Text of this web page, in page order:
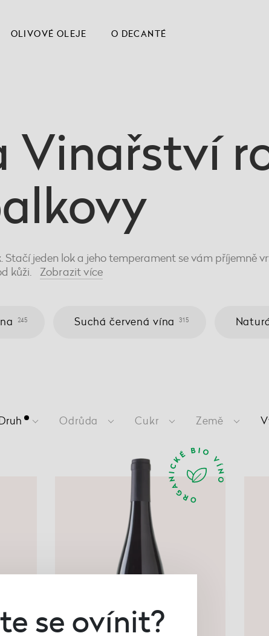
OLIVOVÉ OLEJE O DECANTÉ
Vinařství
Stačí jeden lok a jeho temperament se vám příjemně
kůži. Zobrazitvíce
245 Suchá červená vína 315
Odrůda Cukr Země
se ovínit?